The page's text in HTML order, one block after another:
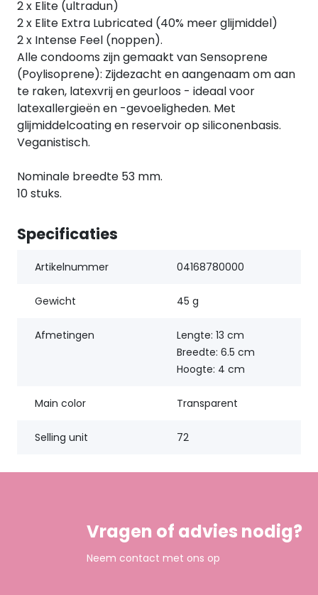
2 x Elite (ultradun)
2 x Elite Extra Lubricated (40% meer glijmiddel)
2 x Intense Feel (noppen).
Alle condooms zijn gemaakt van Sensoprene
(Poylisoprene): Zijdezacht en aangenaam om aan
te raken, latexvrij en geurloos - ideaal voor
latexallergieën en -gevoeligheden. Met
glijmiddelcoating en reservoir op siliconenbasis.
Veganistisch.
Nominale breedte 53 mm.
10 stuks.
Specificaties
Artikelnummer 04168780000
Gewicht 45 g
Afmetingen
Lengte: 13 cm
Breedte: 6.5 cm
Hoogte: 4 cm
Main color Transparent
Selling unit 72
Vragen of advies nodig?
Neem contact met ons op